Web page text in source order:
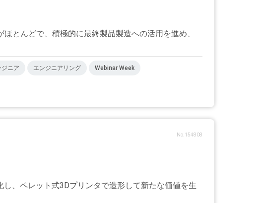
とんどで、積極的に最終製品製造への活用を進め、
ジニア エンジニアリング Webinar Week
No.154808
、ペレット式3Dプリンタで造形して新たな価値を生